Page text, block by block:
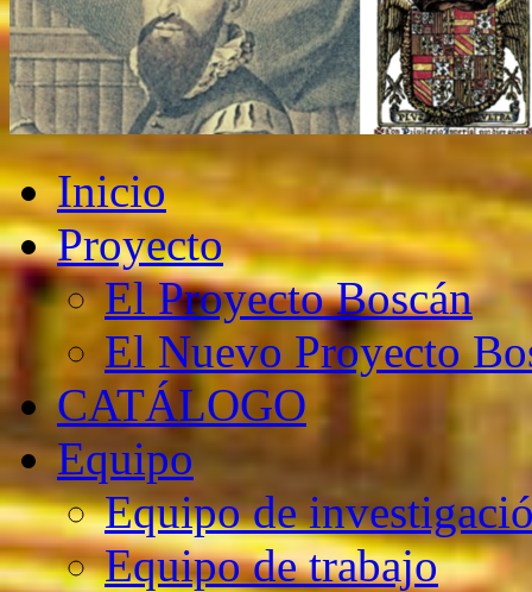
Inicio
Proyecto
El Proyecto Boscán
El Nuevo Proyecto
CATÁLOGO
Equipo
Equipo de
Equipo de trabajo